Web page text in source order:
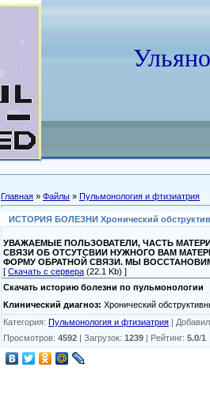
Главная » Файлы » Пульмонология и фтизиатрия
ИСТОРИЯ БОЛЕЗНИ Хронический
УВАЖАЕМЫЕ ПОЛЬЗОВАТЕЛИ, ЧАСТЬ
СВЯЗИ ОБ ОТСУТСВИИ НУЖНОГО ВАМ
ФОРМУ ОБРАТНОЙ СВЯЗИ. МЫ
[ Скачать с сервера (22.1 Kb) ]
Скачать историю болезни по пульмонологии
Клинический диагноз: Хронический
Категория: Пульмонология и фтизиатрия | Добавил
Просмотров: 4592 | Загрузок: 1239 | Рейтинг: 5.0/1